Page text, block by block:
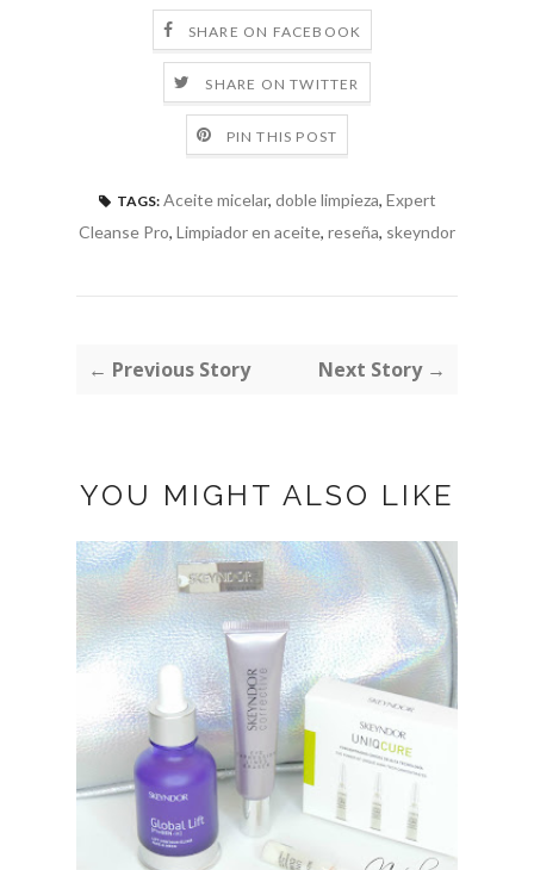
SHARE ON FACEBOOK
SHARE ON TWITTER
PIN THIS POST
TAGS: Aceite micelar, doble limpieza, Expert
Cleanse Pro, Limpiador en aceite, reseña, skeyndor
← Previous Story Next Story →
YOU MIGHT ALSO LIKE